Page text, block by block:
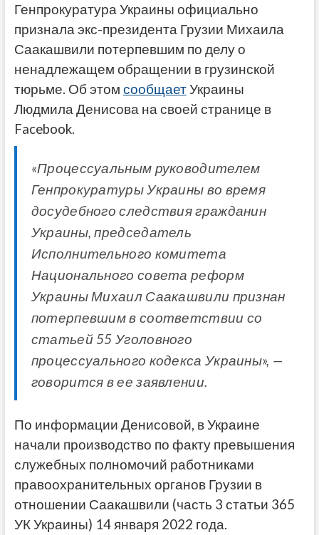
Генпрокуратура Украины официально
признала экс-президента Грузии Михаила
Саакашвили потерпевшим по делу о
ненадлежащем обращении в грузинской
тюрьме. Об этом сообщаетУкраины
Людмила Денисова на своей странице в
Facebook.
«Процессуальным руководителем
Генпрокуратуры Украины во время
досудебного следствия гражданин
Украины, председатель
Исполнительного комитета
Национального совета реформ
Украины Михаил Саакашвили признан
потерпевшим в соответствии со
статьей 55 Уголовного
процессуального кодекса Украины», —
говорится в ее заявлении.
По информации Денисовой, в Украине
начали производство по факту превышения
служебных полномочий работниками
правоохранительных органов Грузии в
отношении Саакашвили (часть 3 статьи 365
УК Украины) 14 января 2022 года.